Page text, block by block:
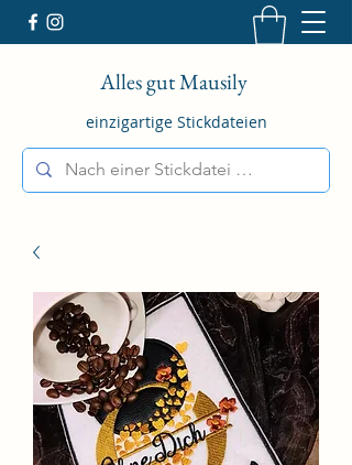
Alles gut Mausily
einzigartige Stickdateien